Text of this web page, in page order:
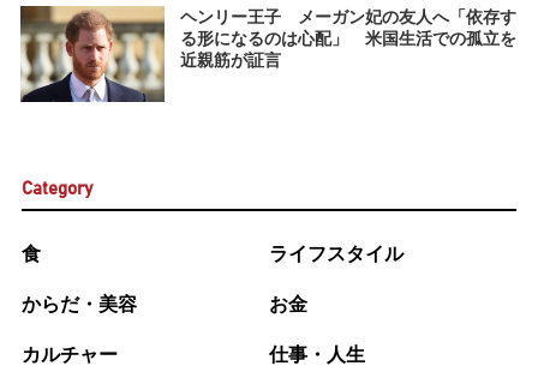
ヘンリー王子 メーガン妃の友人へ「依存す
る形になるのは心配」 米国生活での孤立を
近親筋が証言
Category
食 ライフスタイル
からだ・美容 お金
カルチャー 仕事・人生